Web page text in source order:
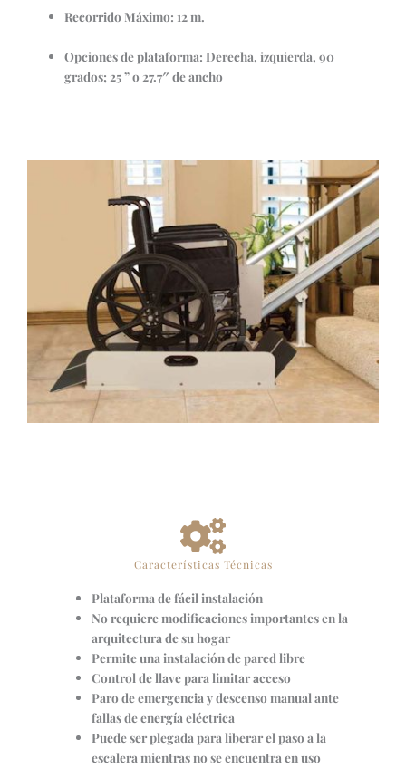
Recorrido Máximo: 12 m.
Opciones de plataforma: Derecha, izquierda, 90
grados; 25 ” o 27.7″ de ancho
Características Técnicas
Plataforma de fácil instalación
No requiere modificaciones importantes en la
arquitectura de su hogar
Permite una instalación de pared libre
Control de llave para limitar acceso
Paro de emergencia y descenso manual ante
fallas de energía eléctrica
Puede ser plegada para liberar el paso a la
escalera mientras no se encuentra en uso